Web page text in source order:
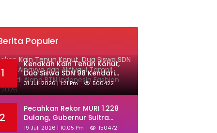
Populer
1
‎Kenakan Kain Tenun Konut,
Dua Siswa SDN 98 Kendari
Ainayya dan Alifiyaul Tampil
31 Juli 2026 | 1:21 Pm 500422
2
Pecahkan Rekor MURI 1.228
Dulang, Gubernur Sultra
Terima Gelar Adat Muna dan
19 Juli 2026 | 10:05 Pm 150472